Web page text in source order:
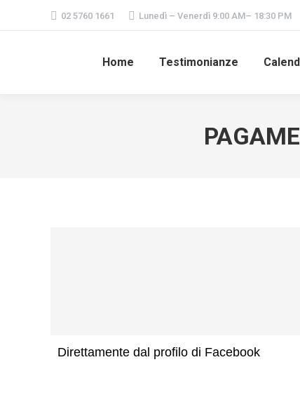
02 5760 1661 Lunedì – Venerdì 9:00 AM– 18:30 PM
Home Testimonianze
Direttamente dal profilo di Facebook